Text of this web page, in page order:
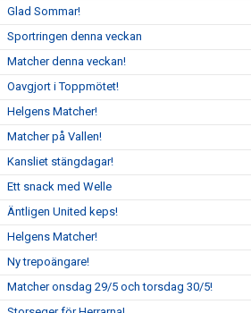
Glad Sommar!
Sportringen denna veckan
Matcher denna veckan!
Oavgjort i Toppmötet!
Helgens Matcher!
Matcher på Vallen!
Kansliet stängdagar!
Ett snack med Welle
Äntligen United keps!
Helgens Matcher!
Ny trepoängare!
Matcher onsdag 29/5 och torsdag 30/5!